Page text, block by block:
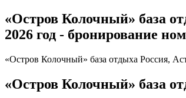
«Остров Колочный» база
2026 год - бронирование
«Остров Колочный» база отдыха Россия,
«Остров Колочный» база